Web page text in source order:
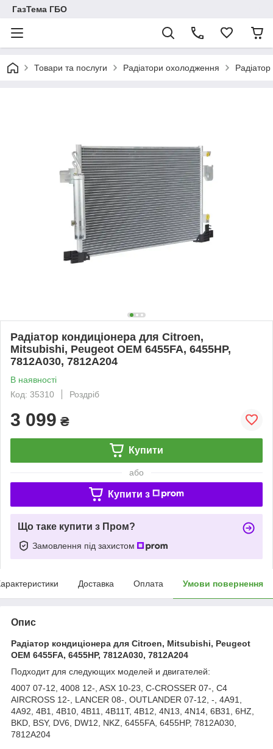
ГазТема ГБО
Товари та послуги Радіатори охолодження
Радіатор кондиціонера для Citroen,
Mitsubishi, Peugeot OEM 6455FA, 6455HP,
7812A030, 7812A204
В наявності
Код: 35310
Роздріб
3 099 ₴
Купити
або
Купити з
Що таке купити з Пром?
Замовлення під захистом
Доставка Оплата Умови повернення
Опис
Радіатор кондиціонера для Citroen, Mitsubishi, Peugeot
OEM 6455FA, 6455HP, 7812A030, 7812A204
Подходит для следующих моделей и двигателей:
4007 07-12, 4008 12-, ASX 10-23, C-CROSSER 07-, C4
AIRCROSS 12-, LANCER 08-, OUTLANDER 07-12, -, 4A91,
4A92, 4B1, 4B10, 4B11, 4B11T, 4B12, 4N13, 4N14, 6B31, 6HZ,
BKD, BSY, DV6, DW12, NKZ, 6455FA, 6455HP, 7812A030,
7812A204